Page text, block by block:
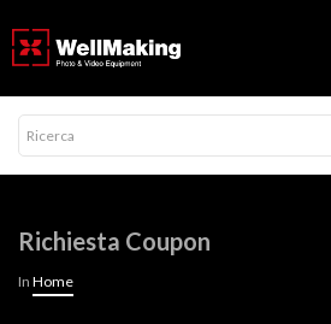
Richiesta Coupon
In Home